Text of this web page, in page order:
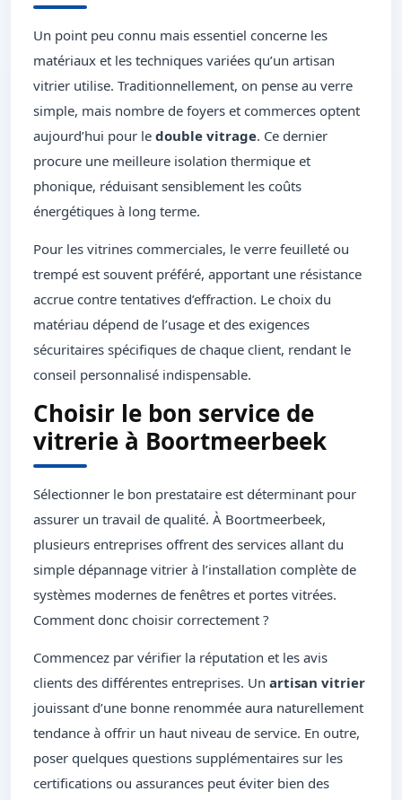
Un point peu connu mais essentiel concerne les
matériaux et les techniques variées qu’un artisan
vitrier utilise. Traditionnellement, on pense au verre
simple, mais nombre de foyers et commerces optent
aujourd’hui pour le double vitrage. Ce dernier
procure une meilleure isolation thermique et
phonique, réduisant sensiblement les coûts
énergétiques à long terme.
Pour les vitrines commerciales, le verre feuilleté ou
trempé est souvent préféré, apportant une résistance
accrue contre tentatives d’effraction. Le choix du
matériau dépend de l’usage et des exigences
sécuritaires spécifiques de chaque client, rendant le
conseil personnalisé indispensable.
Choisir le bon service de
vitrerie à Boortmeerbeek
Sélectionner le bon prestataire est déterminant pour
assurer un travail de qualité. À Boortmeerbeek,
plusieurs entreprises offrent des services allant du
simple dépannage vitrier à l’installation complète de
systèmes modernes de fenêtres et portes vitrées.
Comment donc choisir correctement ?
Commencez par vérifier la réputation et les avis
clients des différentes entreprises. Un artisan vitrier
jouissant d’une bonne renommée aura naturellement
tendance à offrir un haut niveau de service. En outre,
poser quelques questions supplémentaires sur les
certifications ou assurances peut éviter bien des